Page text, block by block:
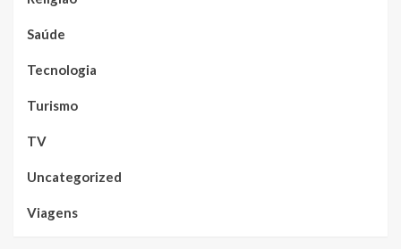
Saúde
Tecnologia
Turismo
TV
Uncategorized
Viagens